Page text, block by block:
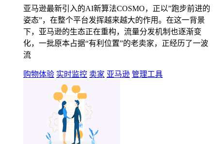
亚马逊最新引入的AI新算法COSMO，正以”跑步前进的
姿态”，在整个平台发挥越来越大的作用。在这一背景
下，亚马逊的生态正在重构，流量分发机制也逐渐变
化，一批原本占据“有利位置”的老卖家，正经历了一波
流
购物体验 实时监控 卖家 亚马逊 管理工具